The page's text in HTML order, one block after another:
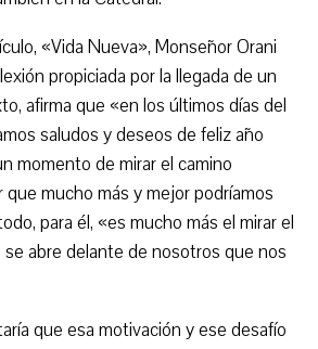
«Vida Nueva», Monseñor Orani
propiciada por la llegada de un
afirma que «en los últimos días del
saludos y deseos de feliz año
momento de mirar el camino
mucho más y mejor podríamos
para él, «es mucho más el mirar el
abre delante de nosotros que nos
que esa motivación y ese desafío